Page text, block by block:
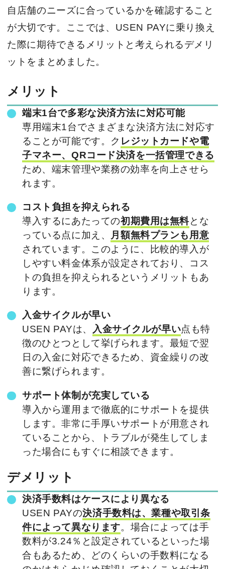
自店舗のニーズに合っているかを確認すること
が大切です。ここでは、USEN PAYに乗り換え
た際に期待できるメリットと考えられるデメリ
ットをまとめました。
メリット
端末1台で多彩な決済方法に対応可能
専用端末1台でさまざまな決済方法に対応す
ることが可能です。ク レジットカードや電
子マネー、QRコード決済を一括管理できる
ため、端末管理や業務の効率を向上させら
れます。
コスト負担を抑えられる
導入するにあたっての初期費用は無料とな
っている点に加え、 月額無料プランも用意
されています。このように、比較的導入が
しやすい料金体系が設定されており、コス
トの負担を抑えられるというメリットもあ
ります。
入金サイクルが早い
USEN PAYは、 入金サイクルが早い点も特
徴のひとつとして挙げられます。最短で翌
日の入金に対応できるため、資金繰りの改
善に繋げられます。
サポート体制が充実している
導入から運用まで徹底的にサポートを提供
します。非常に手厚いサポートが用意され
ていることから、トラブルが発生してしま
った場合にもすぐに相談できます。
デメリット
決済手数料はケースにより異なる
USEN PAYの決済手数料は、業種や取引条
件によって異なります。場合によっては手
数料が3.24％と設定されているといった場
合もあるため、どのくらいの手数料になる